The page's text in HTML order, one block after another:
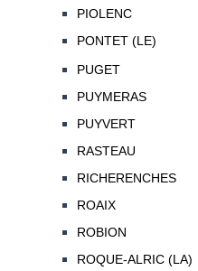
PIOLENC
PONTET (LE)
PUGET
PUYMERAS
PUYVERT
RASTEAU
RICHERENCHES
ROAIX
ROBION
ROQUE-ALRIC (LA)